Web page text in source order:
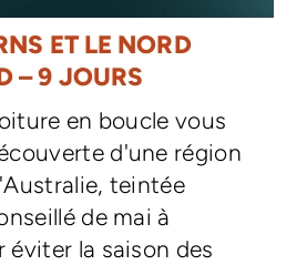
ET LE NORD
– 9 JOURS
en boucle vous
d'une région
teintée
de mai à
éviter la saison des